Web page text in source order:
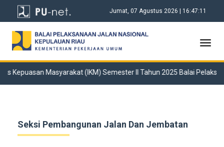
Jumat, 07 Agustus 2026 | 16:47:12
Kepuasan Masyarakat (IKM) Semester II Tahun 2025 Balai
Seksi Pembangunan Jalan Dan Jembatan